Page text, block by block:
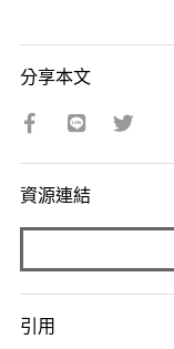
分享本文
資源連結
引用